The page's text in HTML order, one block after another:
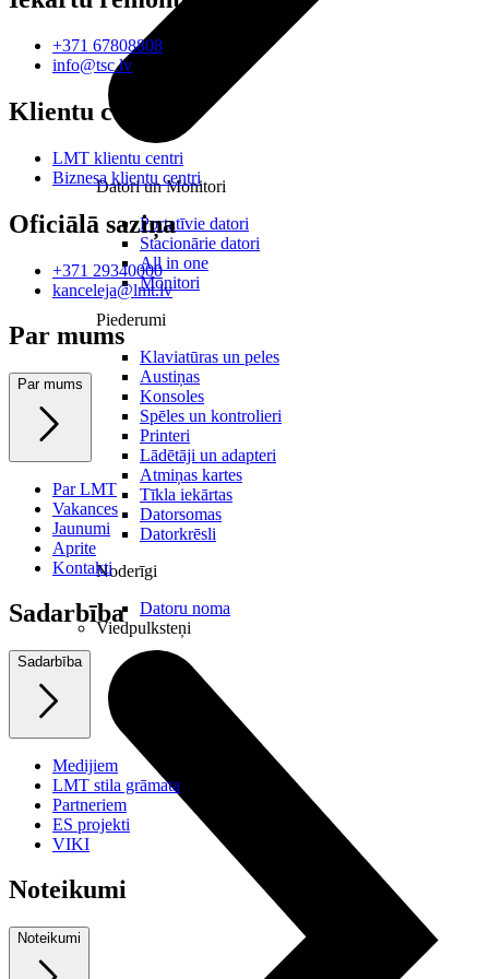
Datori un Monitori
Portatīvie datori
Stacionārie datori
All in one
Monitori
Piederumi
Klaviatūras un peles
Austiņas
Konsoles
Spēles un kontrolieri
Printeri
Lādētāji un adapteri
Atmiņas kartes
Tīkla iekārtas
Datorsomas
Datorkrēsli
Noderīgi
Datoru noma
Viedpulksteņi
+371 67808808
info@tsc.lv
Klientu centri
LMT klientu centri
Biznesa klientu centri
Oficiālā saziņa
+371 29340000
kanceleja@lmt.lv
Par mums
Par mums
Par LMT
Vakances
Jaunumi
Aprite
Kontakti
Sadarbība
Sadarbība
Medijiem
LMT stila grāmata
Partneriem
ES projekti
VIKI
Noteikumi
Noteikumi